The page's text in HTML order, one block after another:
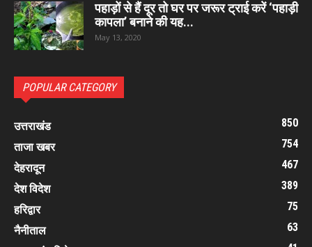
पहाड़ों से हैं दूर तो घर पर जरूर ट्राई करें ‘पहाड़ी
कापला’ बनाने की यह...
May 13, 2020
POPULAR CATEGORY
उत्तराखंड
850
ताजा खबर
754
देहरादून
467
देश विदेश
389
हरिद्वार
75
नैनीताल
63